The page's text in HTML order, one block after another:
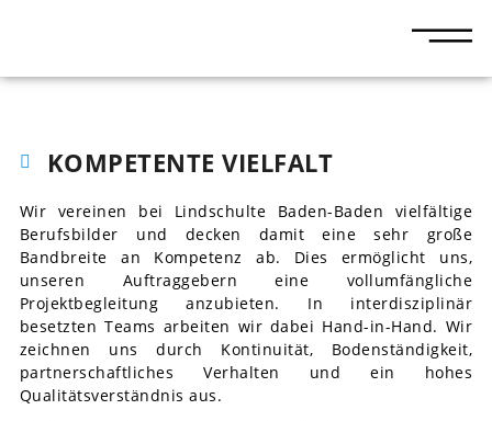
KOMPETENTE VIELFALT
Wir vereinen bei Lindschulte Baden-Baden vielfältige
Berufsbilder und decken damit eine sehr große
Bandbreite an Kompetenz ab. Dies ermöglicht uns,
unseren Auftraggebern eine vollumfängliche
Projektbegleitung anzubieten. In interdisziplinär
besetzten Teams arbeiten wir dabei Hand-in-Hand. Wir
zeichnen uns durch Kontinuität, Bodenständigkeit,
partnerschaftliches Verhalten und ein hohes
Qualitätsverständnis aus.